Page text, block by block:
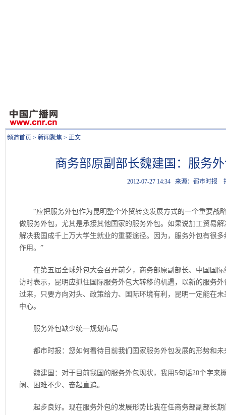
频道首页 > 新闻聚焦 > 正文
商务部原副部长魏建国：服务
2012-07-27 14:34 来源：都市时报
“应把服务外包作为昆明整个外贸转变发展方式的一个重要战
做服务外包，尤其是承接其他国家的服务外包。如果说加工贸易
解决我国成千上万大学生就业的重要途径。因为，服务外包有很
作用。”
在第五届全球外包大会召开前夕，商务部原副部长、中国国际
访时表示，昆明应抓住国际服务外包大转移的机遇，以新的服务
过来，只要方向对头、政策给力、国际环境有利，昆明一定能在
中心。
服务外包缺少统一规划布局
都市时报：您如何看待目前我们国家服务外包发展的形势和未
魏建国：对于目前我国的服务外包现状，我用5句话20个字来
阔、困难不少、奋起直追。
起步良好。现在服务外包的发展形势比我在任商务部副部长期